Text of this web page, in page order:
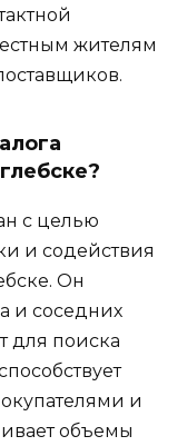
жителям
с целью
и содействия
Он
и соседних
для поиска
и
объемы